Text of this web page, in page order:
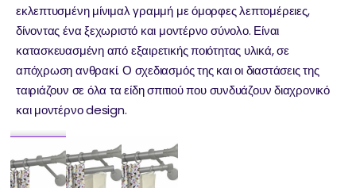
εκλεπτυσμένη μίνιμαλ γραμμή με όμορφες λεπτομέρειες,
δίνοντας ένα ξεχωριστό και μοντέρνο σύνολο. Είναι
κατασκευασμένη από εξαιρετικής ποιότητας υλικά, σε
απόχρωση ανθρακί. Ο σχεδιασμός της και οι διαστάσεις της
ταιριάζουν σε όλα τα είδη σπιτιού που συνδυάζουν διαχρονικό
και μοντέρνο design.